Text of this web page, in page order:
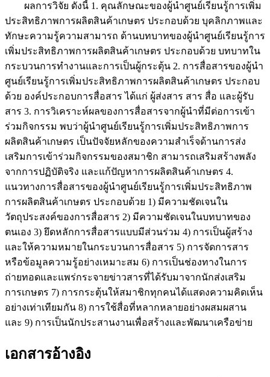
ผลการวิจัย ดังนี้ 1. คุณลักษณะของผู้นำศูนย์เรียนรู้การเพิ่ม
ประสิทธิภาพการผลิตสินค้าเกษตร ประกอบด้วย บุคลิกภาพและ
ทักษะความรู้ความสามารถ ด้านบทบาทของผู้นำศูนย์เรียนรู้การ
เพิ่มประสิทธิภาพการผลิตสินค้าเกษตร ประกอบด้วย บทบาทใน
กระบวนการทำงานและการเป็นผู้กระตุ้น 2. การสื่อสารของผู้นำ
ศูนย์เรียนรู้การเพิ่มประสิทธิภาพการผลิตสินค้าเกษตร ประกอบ
ด้วย องค์ประกอบการสื่อสาร ได้แก่ ผู้ส่งสาร สาร สื่อ และผู้รับ
สาร 3. การวิเคราะห์ผลของการสื่อสารจากผู้นำที่มีต่อการเข้า
ร่วมกิจกรรม พบว่าผู้นำศูนย์เรียนรู้การเพิ่มประสิทธิภาพการ
ผลิตสินค้าเกษตร เป็นปัจจัยหลักของความสำเร็จด้านการส่ง
เสริมการเข้าร่วมกิจกรรมของสมาชิก สามารถเสริมสร้างพลัง
จากการปฏิบัติจริง และแก้ปัญหาการผลิตสินค้าเกษตร 4.
แนวทางการสื่อสารของผู้นำศูนย์เรียนรู้การเพิ่มประสิทธิภาพ
การผลิตสินค้าเกษตร ประกอบด้วย 1) มีความชัดเจนใน
วัตถุประสงค์ของการสื่อสาร 2) มีความชัดเจนในบทบาทของ
ตนเอง 3) ยึดหลักการสื่อสารแบบมีส่วนร่วม 4) การเป็นผู้สร้าง
และให้ความหมายในกระบวนการสื่อสาร 5) การจัดการสาร
หรือข้อมูลความรู้อย่างเหมาะสม 6) การเป็นช่องทางในการ
ถ่ายทอดและแพร่กระจายข่าวสารที่ได้รับมาจากนักส่งเสริม
การเกษตร 7) การกระตุ้นให้สมาชิกทุกคนได้แสดงความคิดเห็น
อย่างเท่าเทียมกัน 8) การใช้สื่อที่หลากหลายอย่างผสมผสาน
และ 9) การเป็นนักประสานงานเพื่อสร้างและพัฒนาเครือข่าย
เอกสารอ้างอิง